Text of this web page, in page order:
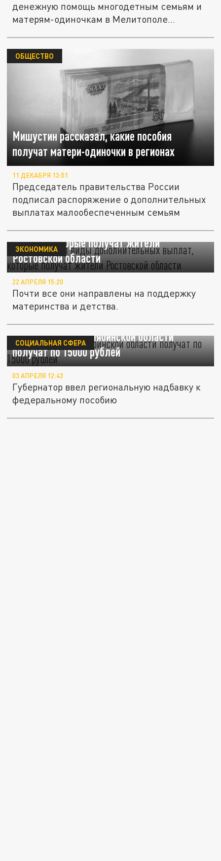
денежную помощь многодетным семьям и
матерям-одиночкам в Мелитополе...
Мишустин рассказал, какие пособия
получат матери-одиночки в регионах
ОБЩЕСТВО
11 ДЕКАБРЯ 13:51
Председатель правительства России
подписал распоряжение о дополнительных
выплатах малообеспеченным семьям
Путин назвал виды дополнительных
выплат, которые получат жители
Ростовской области
ЭКОНОМИКА
22 АПРЕЛЯ 15:20
Почти все они направлены на поддержку
материнства и детства.
Безработные в Челябинской области
получат по 15000 рублей
СОЦИАЛЬНАЯ СФЕРА
03 АПРЕЛЯ 12:43
Губернатор ввел региональную надбавку к
федеральному пособию